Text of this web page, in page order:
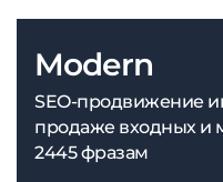
Modern
SEO-продвижение
продаже входных и
2445 фразам